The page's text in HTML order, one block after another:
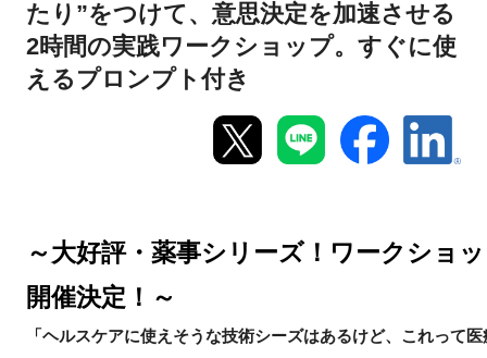
お問い合わせ
マイページ
インタビュー・コラム
たり”をつけて、意思決定を加速させる
2時間の実践ワークショップ。すぐに使
えるプロンプト付き
～大好評・薬事シリーズ！ワークショ
開催決定！～
「ヘルスケアに使えそうな技術シーズはあるけど、これって医